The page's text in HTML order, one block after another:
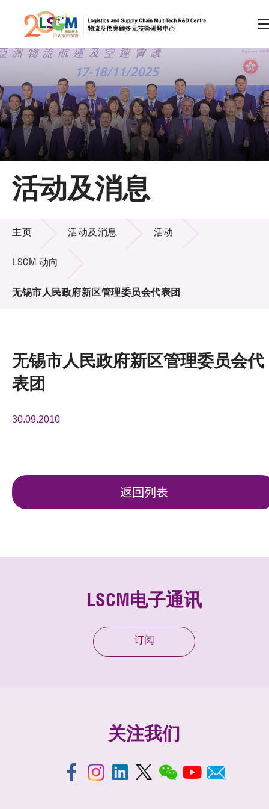
跳到内容（按回车键）
会员登录
A A EN 繁 简
主页
关于LSCM
技术商品化
项目及资助计划
新闻中心
活动及消息
活动及消息
主页 活动及消息 活动
LSCM 动向
无锡市人民政府新区管理委员会代表团
无锡市人民政府新区管理委员会代
表团
30.09.2010
返回列表
LSCM电子通讯
订阅
关注我们